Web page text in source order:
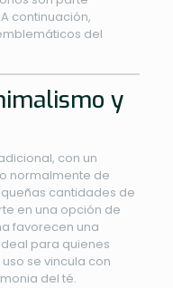
continuación,
del
y
con un
normalmente de
cantidades de
en una opción de
favorecen una
para quienes
se vincula con
del té.